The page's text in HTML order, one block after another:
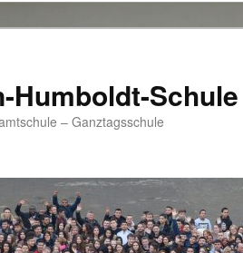
Humboldt-Schule
– Ganztagsschule